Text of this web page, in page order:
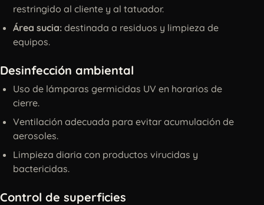
restringido al cliente y al tatuador.
Área sucia: destinada a residuos y limpieza de
equipos.
Desinfección ambiental
Uso de lámparas germicidas UV en horarios de
cierre.
Ventilación adecuada para evitar acumulación de
aerosoles.
Limpieza diaria con productos virucidas y
bactericidas.
Control de superficies